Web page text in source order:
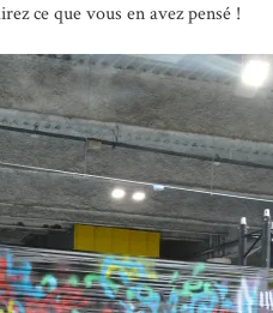
ce que vous en avez pensé !